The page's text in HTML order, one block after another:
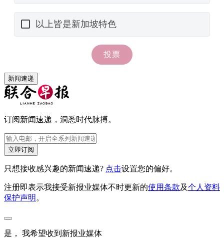
新闻速递
订阅新闻速递，洞悉时代脉搏。
立即订阅
只想接收感兴趣的新闻速递? 点击设置您的偏好。
注册即表示我接受新报业媒体不时更新的使用条款及个人资料
保护声明 。
是， 我希望收到新报业媒体